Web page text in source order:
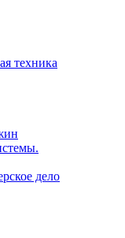
техника
дело